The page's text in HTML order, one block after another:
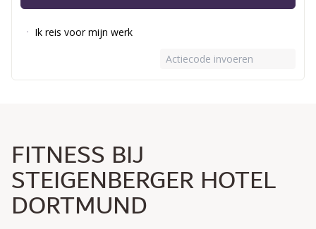
Ik reis voor mijn werk
Actiecode invoeren
FITNESS BIJ
STEIGENBERGER HOTEL
DORTMUND